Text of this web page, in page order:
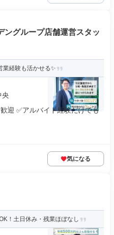
ングループ店舗運営スタッ
業経験も活かせる✨
央
迎 ✅アルバイト経験だけでも
気になる
！土日休み・残業ほぼなし